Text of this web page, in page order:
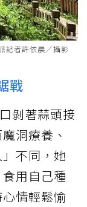
記者許依晨／攝影
戰
剝著蒜頭接
洞療養、
不同，她
用自己種
情輕鬆愉